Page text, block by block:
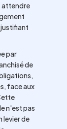
attendre
par
de
face aux
n'est pas
levier de